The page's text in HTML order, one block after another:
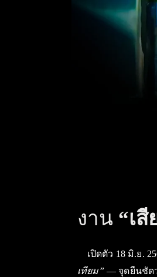
งาน “เ
เปิดตัว 18 มิ.ย.
เทียม” — จุดยืนชัด